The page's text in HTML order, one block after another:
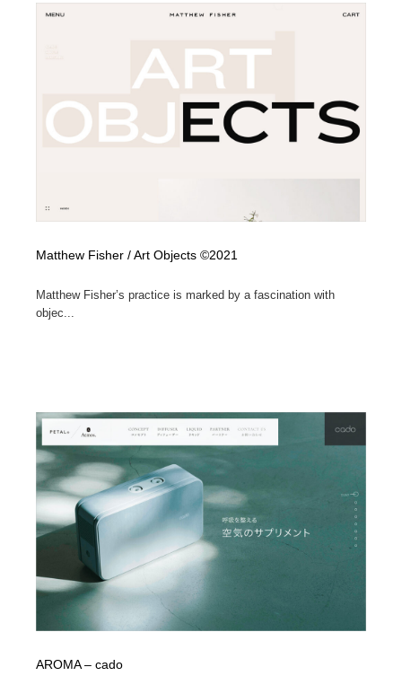
Matthew Fisher / Art Objects ©2021
Matthew Fisher’s practice is marked by a fascination with
objec...
AROMA – cado